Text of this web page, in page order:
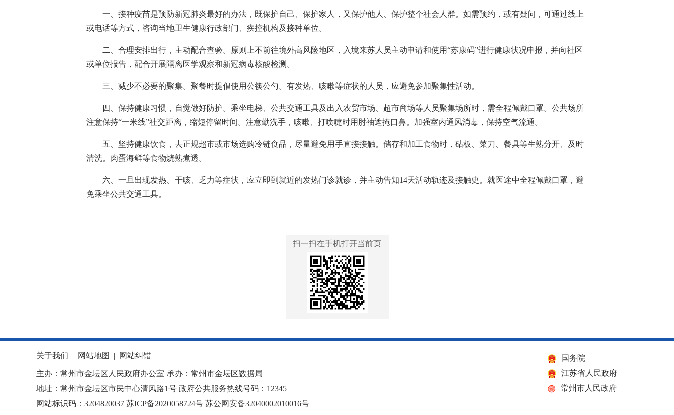
一、接种疫苗是预防新冠肺炎最好的办法，既保护自己、保护家人，又保护他人、保护整个社会人群。如需预约，或有疑问，可通过线上
或电话等方式，咨询当地卫生健康行政部门、疾控机构及接种单位。
二、合理安排出行，主动配合查验。原则上不前往境外高风险地区，入境来苏人员主动申请和使用“苏康码”进行健康状况申报，并向社区
或单位报告，配合开展隔离医学观察和新冠病毒核酸检测。
三、减少不必要的聚集。聚餐时提倡使用公筷公勺。有发热、咳嗽等症状的人员，应避免参加聚集性活动。
四、保持健康习惯，自觉做好防护。乘坐电梯、公共交通工具及出入农贸市场、超市商场等人员聚集场所时，需全程佩戴口罩。公共场所
注意保持“一米线”社交距离，缩短停留时间。注意勤洗手，咳嗽、打喷嚏时用肘袖遮掩口鼻。加强室内通风消毒，保持空气流通。
五、坚持健康饮食，去正规超市或市场选购冷链食品，尽量避免用手直接接触。储存和加工食物时，砧板、菜刀、餐具等生熟分开、及时
清洗。肉蛋海鲜等食物烧熟煮透。
六、一旦出现发热、干咳、乏力等症状，应立即到就近的发热门诊就诊，并主动告知14天活动轨迹及接触史。就医途中全程佩戴口罩，避
免乘坐公共交通工具。
扫一扫在手机打开当前页
关于我们 | 网站地图 | 网站纠错
主办：常州市金坛区人民政府办公室 承办：常州市金坛区数据局
地址：常州市金坛区市民中心清风路1号 政府公共服务热线号码：12345
网站标识码：3204820037 苏ICP备2020058724号 苏公网安备32040002010016号
国务院
江苏省人民政府
常州市人民政府